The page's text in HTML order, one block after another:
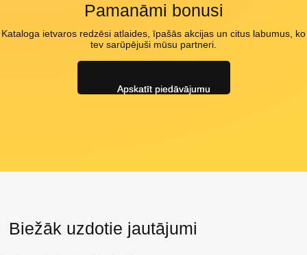
Pamanāmi bonusi
Kataloga ietvaros redzēsi atlaides, īpašās akcijas un citus labumus, ko
tev sarūpējuši mūsu partneri.
Biežāk uzdotie jautājumi